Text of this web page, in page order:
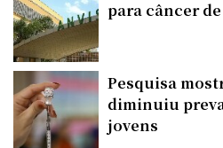
para câncer
Pesquisa
diminuiu
jovens